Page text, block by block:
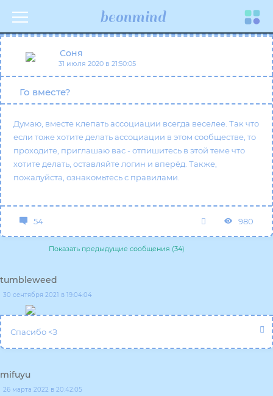
Toggle
beonmind
Соня
31 июля 2020 в 21:50:05
Го вместе?
Думаю, вместе клепать ассоциации всегда веселее. Так что
если тоже хотите делать ассоциации в этом сообществе, то
проходите, приглашаю вас - отпишитесь в этой теме что
хотите делать, оставляйте логин и вперёд. Также,
пожалуйста, ознакомьтесь с правилами
54 980
Показать предыдущие сообщения (34)
tumbleweed
30 сентября 2021 в 19:04:04
Спасибо <З
mifuyu
26 марта 2022 в 20:42:05